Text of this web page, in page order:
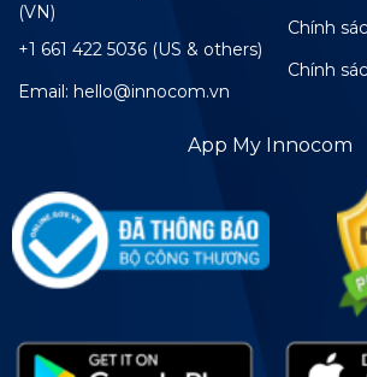
(VN)
+1 661 422 5036 (US & others)
Email: hello@innocom.vn
Chính
Chính
App My Innocom